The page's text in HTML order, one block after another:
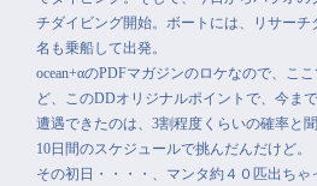
チダイビング開始。ボートには、リサー
名も乗船して出発。
ocean+αのPDFマガジンのロケなので、こ
ど、このDDオリジナルポイントで、今ま
遭遇できたのは、3割程度くらいの確率と
10日間のスケジュールで挑んだんだけど。
その初日・・・・、マンタ約４０匹出ちゃ